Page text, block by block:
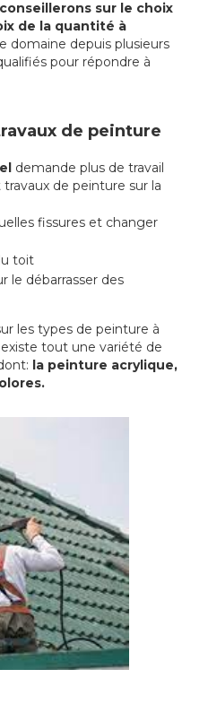
sur le choix
de la quantité à
domaine depuis plusieurs
pour répondre à
de peinture
demande plus de travail
de peinture sur la
fissures et changer
toit
le débarrasser des
les types de peinture à
tout une variété de
la peinture acrylique,